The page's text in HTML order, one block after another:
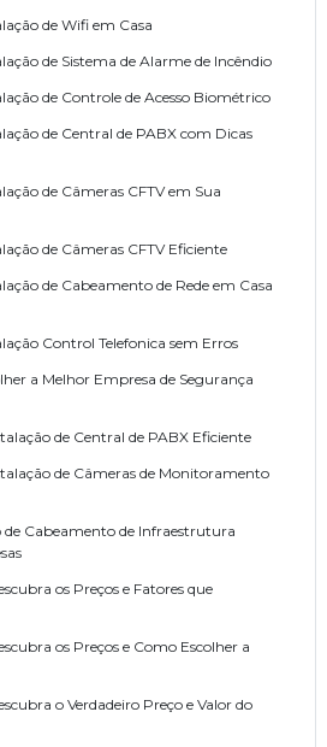
de Wifi em Casa
de Sistema de Alarme de Incêndio
de Controle de Acesso Biométrico
de Central de PABX com Dicas
de Câmeras CFTV em Sua
de Câmeras CFTV Eficiente
de Cabeamento de Rede em Casa
Control Telefonica sem Erros
a Melhor Empresa de Segurança
de Central de PABX Eficiente
de Câmeras de Monitoramento
de Cabeamento de Infraestrutura
os Preços e Fatores que
os Preços e Como Escolher a
o Verdadeiro Preço e Valor do